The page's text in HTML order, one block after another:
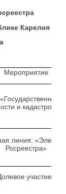
Карелия
Мероприятие
и кадастровый
линия:
Росреестра»
участие в